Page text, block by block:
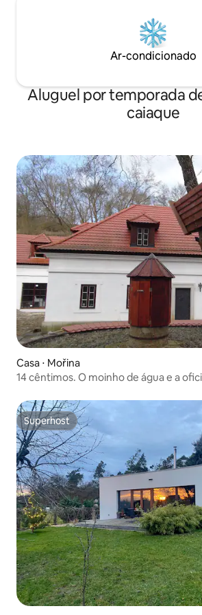
Ar-condicionado
Aluguel por temporada
caiaque
Casa ⋅ Mořina
14 cêntimos. O moinho de água e a
Superhost
Superhost